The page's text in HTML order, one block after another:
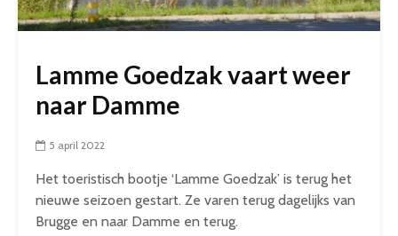
Lamme Goedzak vaart weer
naar Damme
5 april 2022
Het toeristisch bootje ‘Lamme Goedzak’ is terug het
nieuwe seizoen gestart. Ze varen terug dagelijks van
Brugge en naar Damme en terug.